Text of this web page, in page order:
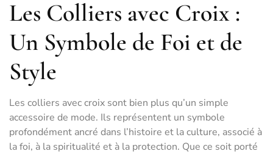
Les Colliers avec Croix :
Un Symbole de Foi et de
Style
Les colliers avec croix sont bien plus qu’un simple
accessoire de mode. Ils représentent un symbole
profondément ancré dans l’histoire et la culture, associé à
la foi, à la spiritualité et à la protection. Que ce soit porté